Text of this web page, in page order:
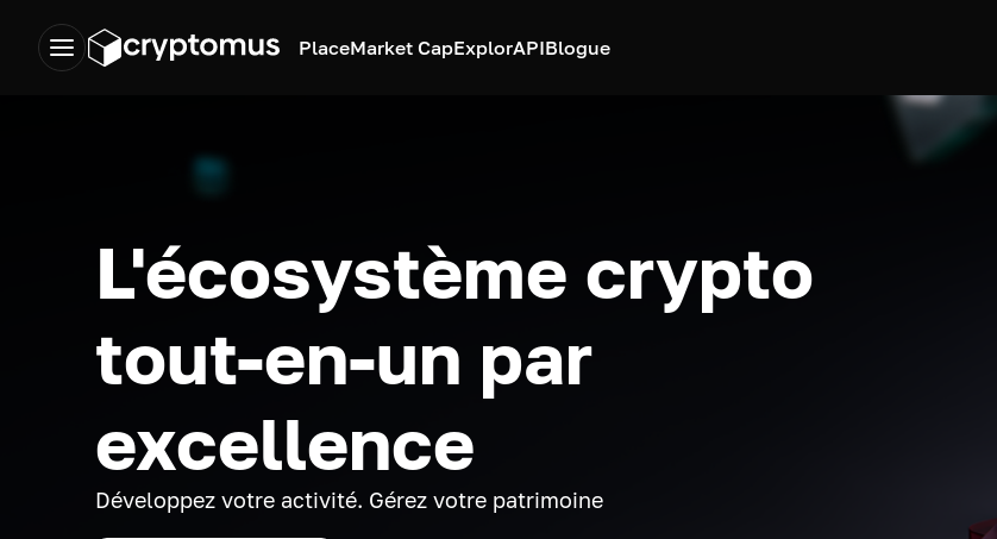
PlaceMarket CapExplorAPIBlogue
L'écosystème crypto
tout-en-un par
excellence
Développez votre activité. Gérez votre patrimoine